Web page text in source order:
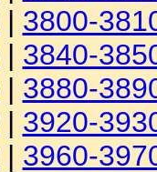
| 3800-
| 3840-
| 3880-
| 3920-
| 3960-